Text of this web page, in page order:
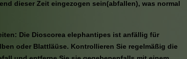
dieser Zeit eingezogen sein(abfallen), was normal
Die Dioscorea elephantipes ist anfällig für
oder Blattläüse. Kontrollieren Sie regelmäßig die